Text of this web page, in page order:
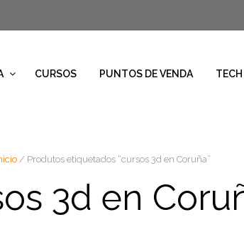
CURSOS PUNTOS DE VENDA TECH
/ Produtos etiquetados “cursos 3d en Coruña”
3d en